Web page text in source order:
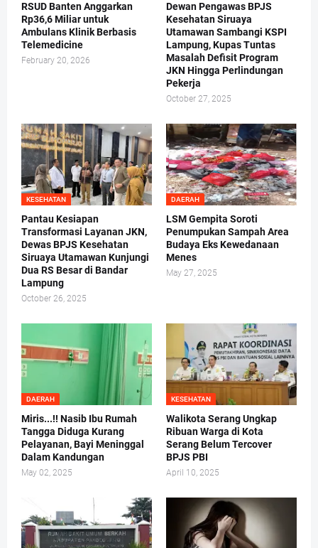
RSUD Banten Anggarkan
Rp36,6 Miliar untuk
Ambulans Klinik Berbasis
Telemedicine
February 20, 2026
Dewan Pengawas BPJS
Kesehatan Siruaya
Utamawan Sambangi KSPI
Lampung, Kupas Tuntas
Masalah Defisit Program
JKN Hingga Perlindungan
Pekerja
October 27, 2025
KESEHATAN
Pantau Kesiapan
Transformasi Layanan JKN,
Dewas BPJS Kesehatan
Siruaya Utamawan Kunjungi
Dua RS Besar di Bandar
Lampung
October 26, 2025
DAERAH
LSM Gempita Soroti
Penumpukan Sampah Area
Budaya Eks Kewedanaan
Menes
May 27, 2025
DAERAH
Miris...!! Nasib Ibu Rumah
Tangga Diduga Kurang
Pelayanan, Bayi Meninggal
Dalam Kandungan
May 02, 2025
KESEHATAN
Walikota Serang Ungkap
Ribuan Warga di Kota
Serang Belum Tercover
BPJS PBI
April 10, 2025